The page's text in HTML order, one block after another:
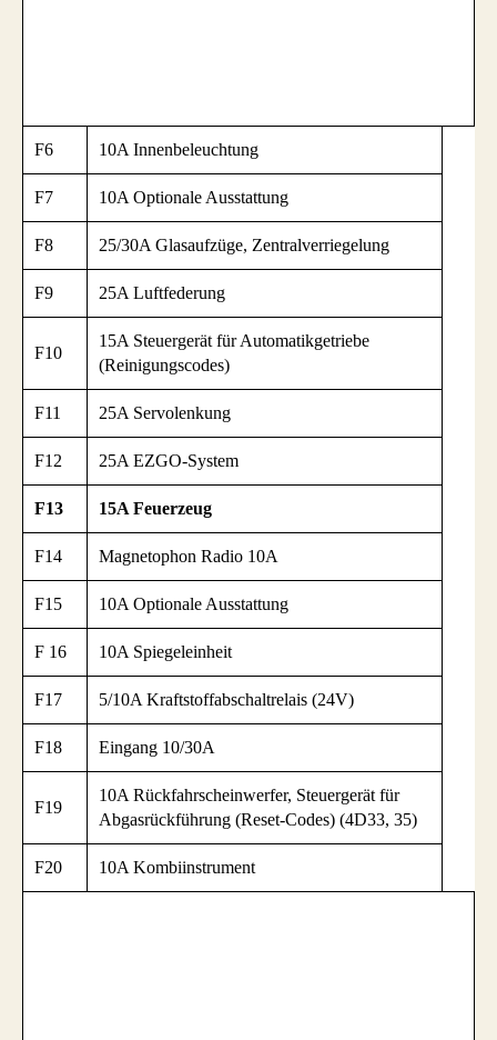
F6 10A Innenbeleuchtung
F7 10A Optionale Ausstattung
F8 25/30A Glasaufzüge, Zentralverriegelung
F9 25A Luftfederung
F10
15A Steuergerät für Automatikgetriebe
(Reinigungscodes)
F11 25A Servolenkung
F12 25A EZGO-System
F13 15A Feuerzeug
F14 Magnetophon Radio 10A
F15 10A Optionale Ausstattung
F 16 10A Spiegeleinheit
F17 5/10A Kraftstoffabschaltrelais (24V)
F18 Eingang 10/30A
F19
10A Rückfahrscheinwerfer, Steuergerät für
Abgasrückführung (Reset-Codes) (4D33, 35)
F20 10A Kombiinstrument